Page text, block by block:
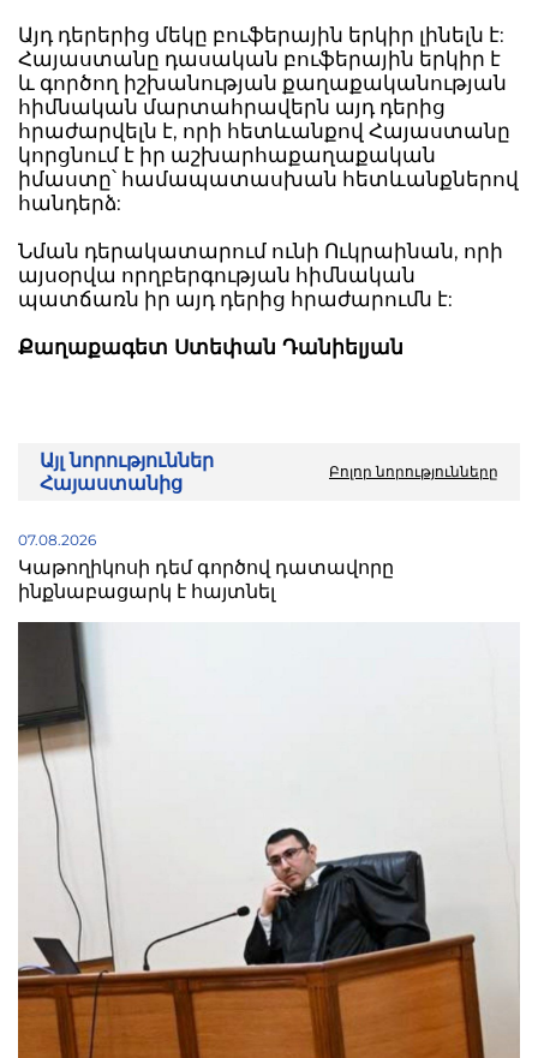
Այդ դերերից մեկը բուֆերային երկիր լինելն է:
Հայաստանը դասական բուֆերային երկիր է
և գործող իշխանության քաղաքականության
հիմնական մարտահրավերն այդ դերից
հրաժարվելն է, որի հետևանքով Հայաստանը
կորցնում է իր աշխարհաքաղաքական
իմաստը՝ համապատասխան հետևանքներով
հանդերձ:
Նման դերակատարում ունի Ուկրաինան, որի
այսօրվա որղբերգության հիմնական
պատճառն իր այդ դերից հրաժարումն է:
Քաղաքագետ Ստեփան Դանիելյան
Այլ նորություններ
Հայաստանից
Բոլոր նորությունները
07.08.2026
Կաթողիկոսի դեմ գործով դատավորը
ինքնաբացարկ է հայտնել